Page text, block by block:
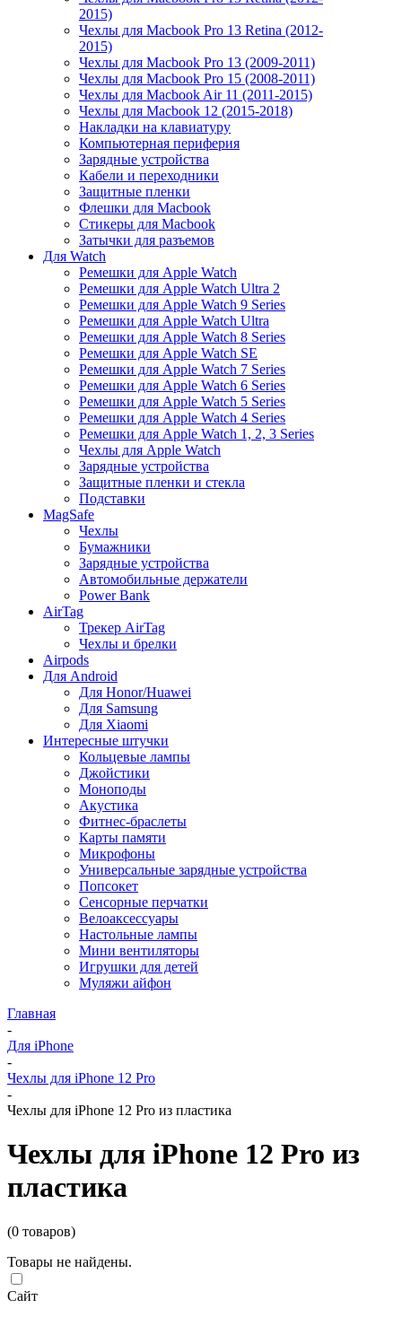
2015)
Чехлы для Macbook Pro 13 Retina (2012-
2015)
Чехлы для Macbook Pro 13 (2009-2011)
Чехлы для Macbook Pro 15 (2008-2011)
Чехлы для Macbook Air 11 (2011-2015)
Чехлы для Macbook 12 (2015-2018)
Накладки на клавиатуру
Компьютерная периферия
Зарядные устройства
Кабели и переходники
Защитные пленки
Флешки для Macbook
Стикеры для Macbook
Затычки для разъемов
Для Watch
Ремешки для Apple Watch
Ремешки для Apple Watch Ultra 2
Ремешки для Apple Watch 9 Series
Ремешки для Apple Watch Ultra
Ремешки для Apple Watch 8 Series
Ремешки для Apple Watch SE
Ремешки для Apple Watch 7 Series
Ремешки для Apple Watch 6 Series
Ремешки для Apple Watch 5 Series
Ремешки для Apple Watch 4 Series
Ремешки для Apple Watch 1, 2, 3 Series
Чехлы для Apple Watch
Зарядные устройства
Защитные пленки и стекла
Подставки
MagSafe
Чехлы
Бумажники
Зарядные устройства
Автомобильные держатели
Power Bank
AirTag
Трекер AirTag
Чехлы и брелки
Airpods
Для Android
Для Honor/Huawei
Для Samsung
Для Xiaomi
Интересные штучки
Кольцевые лампы
Джойстики
Моноподы
Акустика
Фитнес-браслеты
Карты памяти
Микрофоны
Универсальные зарядные устройства
Попсокет
Сенсорные перчатки
Велоаксессуары
Настольные лампы
Мини вентиляторы
Игрушки для детей
Муляжи айфон
Главная
-
Для iPhone
-
Чехлы для iPhone 12 Pro
-
Чехлы для iPhone 12 Pro из пластика
Чехлы для iPhone 12 Pro из
пластика
(0 товаров)
Товары не найдены.
Сайт